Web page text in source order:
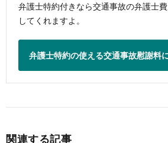
弁護士特約付きなら交通事故の弁護士
してくれますよ。
弁護士特約の使える交通事故慰謝料
関連する記事